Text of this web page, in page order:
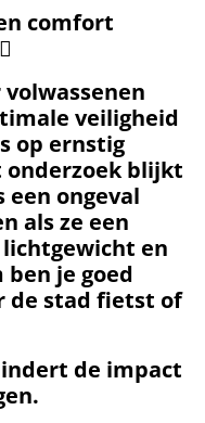
comfort
volwassenen
veiligheid
op ernstig
onderzoek blijkt
ongeval
als ze een
en
je goed
de stad fietst of
de impact